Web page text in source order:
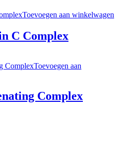
Toevoegen aan winkelwagen
C Complex
Toevoegen aan
Complex